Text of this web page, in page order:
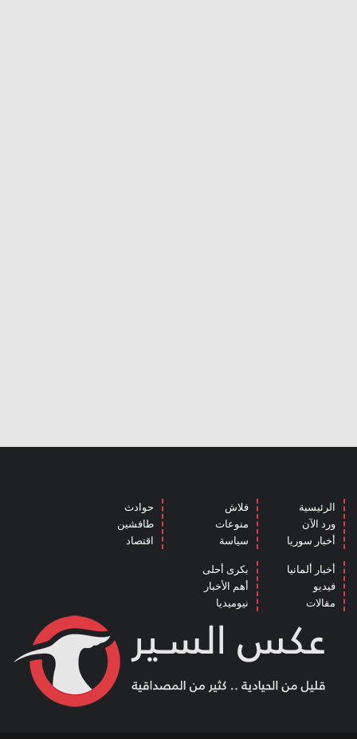
الرئيسية
ورد الآن
أخبار سوريا
فلاش
منوعات
سياسة
حوادث
طافشين
اقتصاد
أخبار ألمانيا
فيديو
مقالات
بكرى أحلى
أهم الأخبار
نيوميديا